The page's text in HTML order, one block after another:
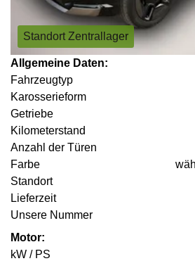
Standort Zentrallager
Allgemeine Daten:
Fahrzeugtyp
Karosserieform
Getriebe
Kilometerstand
Anzahl der Türen
Farbe
Standort
Lieferzeit
Unsere Nummer
Motor:
kW / PS